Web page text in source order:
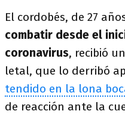
El cordobés, de 27
combatir desde el
coronavirus, recibió
letal, que lo derribó
tendido en la lona
de reacción ante la